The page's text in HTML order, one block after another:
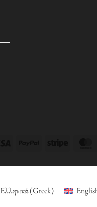
Ελληνικά(Greek)